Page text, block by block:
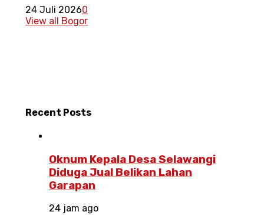
24 Juli 20260
View all Bogor
Recent Posts
Oknum Kepala Desa Selawangi
Diduga Jual Belikan Lahan
Garapan
24 jam ago